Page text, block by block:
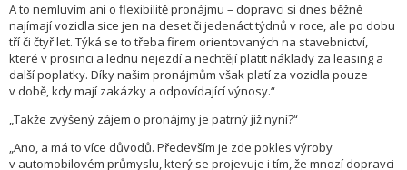
A to nemluvím ani o flexibilitě pronájmu – dopravci si dnes běžně
najímají vozidla sice jen na deset či jedenáct týdnů v roce, ale po dobu
tří či čtyř let. Týká se to třeba firem orientovaných na stavebnictví,
které v prosinci a lednu nejezdí a nechtějí platit náklady za leasing a
další poplatky. Díky našim pronájmům však platí za vozidla pouze
v době, kdy mají zakázky a odpovídající výnosy.“
„Takže zvýšený zájem o pronájmy je patrný již nyní?“
„Ano, a má to více důvodů. Především je zde pokles výroby
v automobilovém průmyslu, který se projevuje i tím, že mnozí dopravci